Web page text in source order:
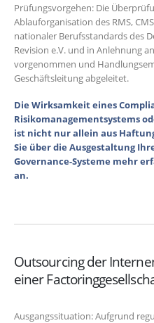
Prüfungsvorgehen: Die
Ablauforganisation des RMS,
nationaler Berufsstandards des
Revision e.V. und in Anlehnung
vorgenommen und
Geschäftsleitung abgeleitet.
Die Wirksamkeit eines
Risikomanagementsystems
ist nicht nur allein aus
Sie über die Ausgestaltung
Governance-Systeme mehr
an.
Outsourcing der
einer
Ausgangssituation: Aufgrund